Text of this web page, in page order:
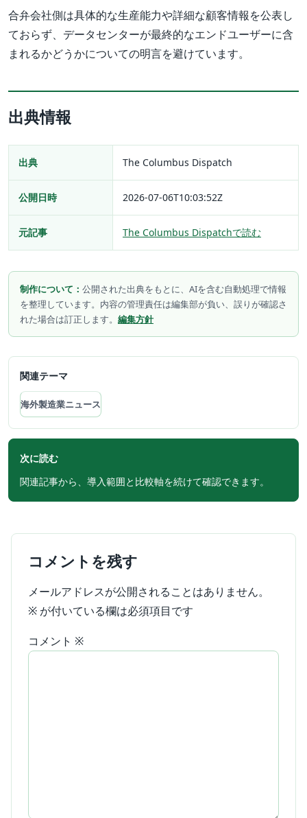
合弁会社側は具体的な生産能力や詳細な顧客情報を公表し
ておらず、データセンターが最終的なエンドユーザーに含
まれるかどうかについての明言を避けています。
出典情報
出典 The Columbus Dispatch
公開日時 2026-07-06T10:03:52Z
元記事 The Columbus Dispatchで読む
制作について： 公開された出典をもとに、AIを含む自動処理で情報
を整理しています。内容の管理責任は編集部が負い、誤りが確認さ
れた場合は訂正します。 編集方針
関連テーマ
海外製造業ニュース
次に読む
関連記事から、導入範囲と比較軸を続けて確認できます。
コメントを残す
メールアドレスが公開されることはありません。
※ が付いている欄は必須項目です
コメント ※